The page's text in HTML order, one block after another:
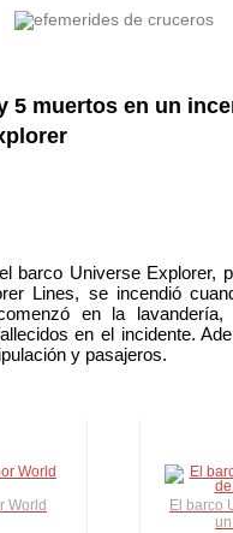
5 muertos en un
barco Universe Explorer,
Lines, se incendió
en la lavandería,
en el incidente.
y pasajeros.
World
El barco